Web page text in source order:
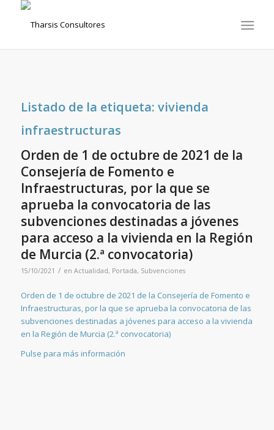
Listado de la etiqueta: vivienda
infraestructuras
Orden de 1 de octubre de 2021 de la
Consejería de Fomento e
Infraestructuras, por la que se
aprueba la convocatoria de las
subvenciones destinadas a jóvenes
para acceso a la vivienda en la Región
de Murcia (2.ª convocatoria)
15/10/2021 / en Actualidad, Portada, Subvenciones
Orden de 1 de octubre de 2021 de la Consejería de Fomento e
Infraestructuras, por la que se aprueba la convocatoria de las
subvenciones destinadas a jóvenes para acceso a la vivienda
en la Región de Murcia (2.ª convocatoria)
Pulse para más información